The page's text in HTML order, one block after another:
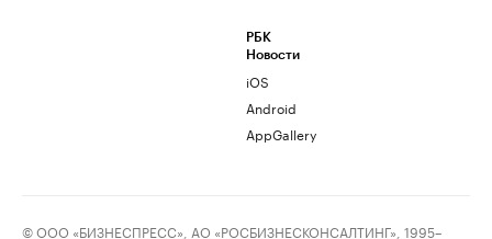
РБК
Новости
iOS
Android
AppGallery
© ООО «БИЗНЕСПРЕСС», АО «РОСБИЗНЕСКОНСАЛТИНГ», 1995–